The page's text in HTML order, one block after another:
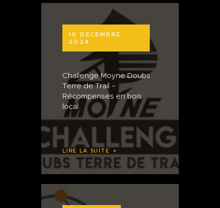
10 DÉCEMBRE
2024
Challenge Moyne Doubs
Terre de Trail –
Récompenses en bois
local
LIRE LA SUITE